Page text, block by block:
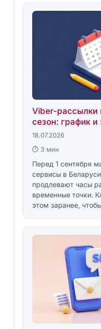
Viber-рассылки
сезон: график и
18.07.2026
⏱ 3 мин
Перед 1 сентября
сервисы в
продлевают часы
временные точки.
этом заранее,